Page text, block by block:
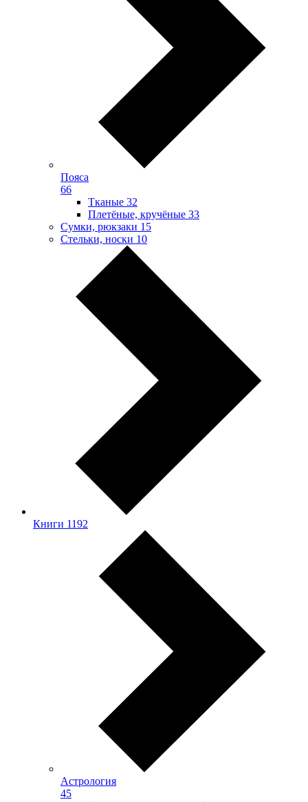
Пояса
66
Тканые 32
Плетёные, кручёные 33
Сумки, рюкзаки 15
Стельки, носки 10
Книги 1192
Астрология
45